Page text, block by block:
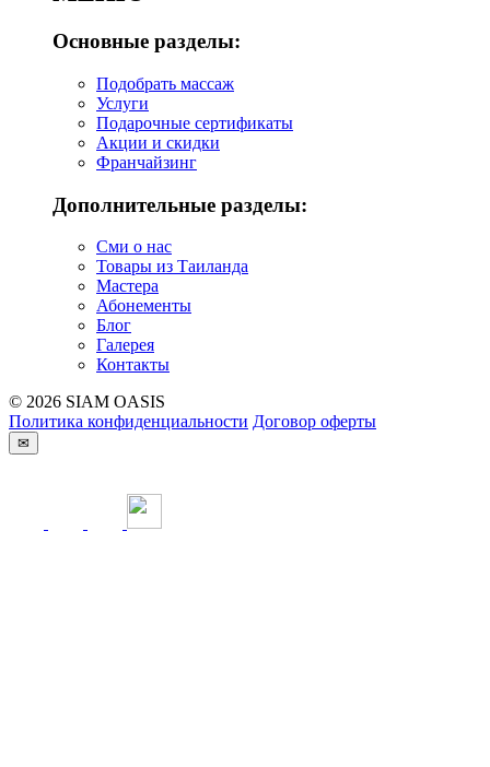
Основные разделы:
Подобрать массаж
Услуги
Подарочные сертификаты
Акции и скидки
Франчайзинг
Дополнительные разделы:
Сми о нас
Товары из Таиланда
Мастера
Абонементы
Блог
Галерея
Контакты
© 2026 SIAM OASIS
Политика конфиденциальности Договор оферты
✉